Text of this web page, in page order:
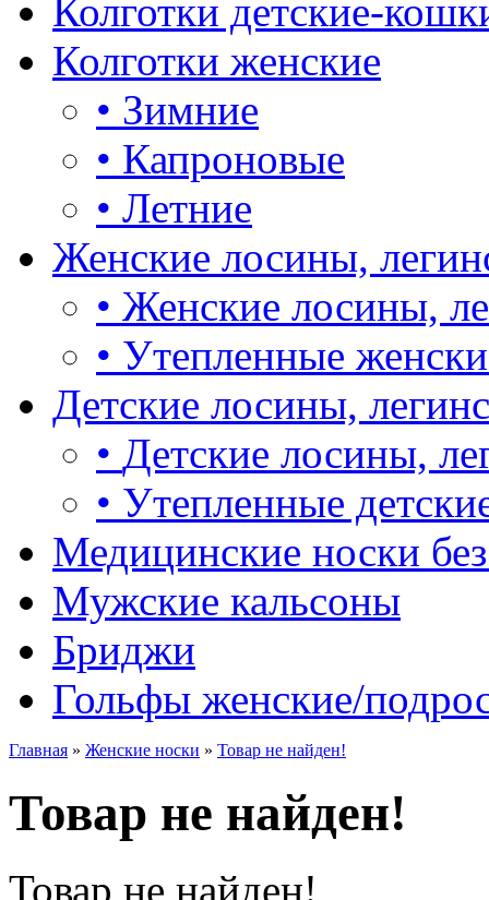
Колготки детские-
Колготки женские
• Зимние
• Капроновые
• Летние
Женские лосины,
• Женские лосины,
• Утепленные
Детские лосины,
• Детские лосины,
• Утепленные
Медицинские носки
Мужские кальсоны
Бриджи
Гольфы женские/
Главная » Женские носки » Товар не найден!
Товар не найден!
Товар не найден!